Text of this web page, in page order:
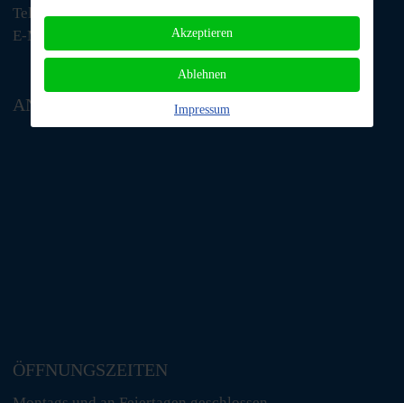
Telefon: 06063 / 939 848
E-Mail: tino@tiere-in-not-odenwald.de
ANFAHRT
ÖFFNUNGSZEITEN
Akzeptieren
Ablehnen
Impressum